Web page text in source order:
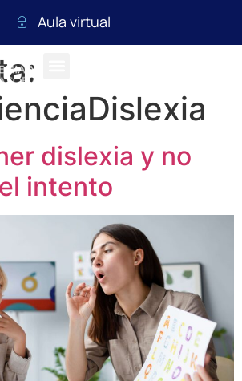
Aula virtual
dislexia y no
intento